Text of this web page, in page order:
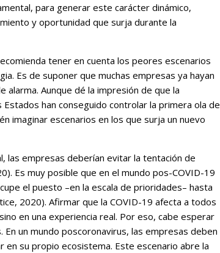
para generar este carácter dinámico,
y oportunidad que surja durante la
tener en cuenta los peores escenarios
Es de suponer que muchas empresas ya hayan
Aunque dé la impresión de que la
han conseguido controlar la primera ola de
imaginar escenarios en los que surja un nuevo
las empresas deberían evitar la tentación de
Es muy posible que en el mundo pos-COVID-19
el puesto –en la escala de prioridades– hasta
2020). Afirmar que la COVID-19 afecta a todos
en una experiencia real. Por eso, cabe esperar
un mundo poscoronavirus, las empresas deben
su propio ecosistema. Este escenario abre la